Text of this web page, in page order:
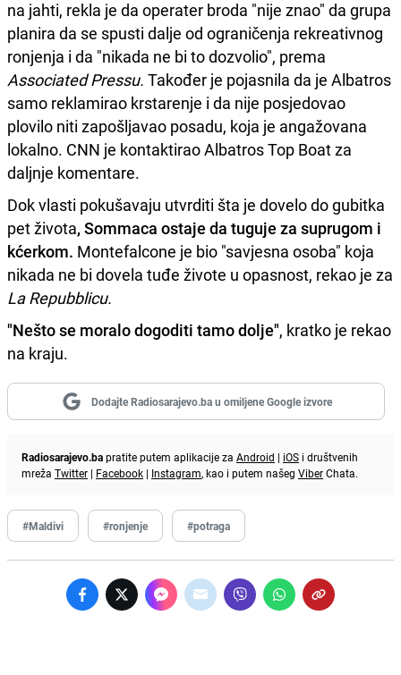
na jahti, rekla je da operater broda "nije znao" da grupa
planira da se spusti dalje od ograničenja rekreativnog
ronjenja i da "nikada ne bi to dozvolio", prema
Associated Pressu. Također je pojasnila da je Albatros
samo reklamirao krstarenje i da nije posjedovao
plovilo niti zapošljavao posadu, koja je angažovana
lokalno. CNN je kontaktirao Albatros Top Boat za
daljnje komentare.
Dok vlasti pokušavaju utvrditi šta je dovelo do gubitka
pet života, Sommaca ostaje da tuguje za suprugom i
kćerkom. Montefalcone je bio "savjesna osoba" koja
nikada ne bi dovela tuđe živote u opasnost, rekao je za
La Repubblicu.
"Nešto se moralo dogoditi tamo dolje", kratko je rekao
na kraju.
Dodajte Radiosarajevo.ba u omiljene Google izvore
Radiosarajevo.bapratite putem aplikacije za Android | iOS i društvenih
mreža Twitter | Facebook | Instagram, kao i putem našeg ViberChata.
#Maldivi #ronjenje #potraga